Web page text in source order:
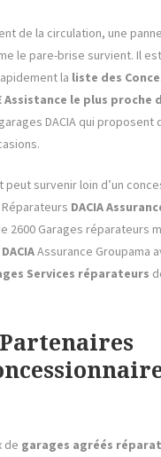
de la circulation, une
le pare-brise survient. Il
la liste des
Assistance le plus proche
DACIA qui proposent
peut survenir loin d’un
DACIA
2600 Garages réparateurs
DACIAAssurance Groupama
Services réparateurs
Partenaires
de garages agréés